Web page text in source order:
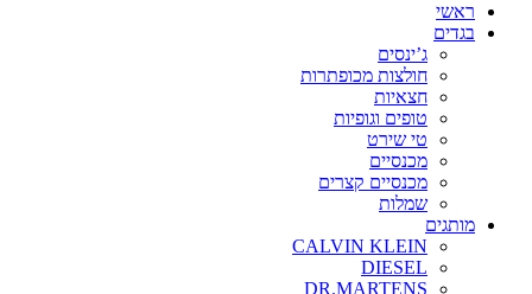
ראשי
בגדים
ג’ינסים
חולצות מכופתרות
חצאיות
טופים וגופיות
טי שירט
מכנסיים
מכנסיים קצרים
שמלות
מותגים
CALVIN KLEIN
DIESEL
DR.MARTENS